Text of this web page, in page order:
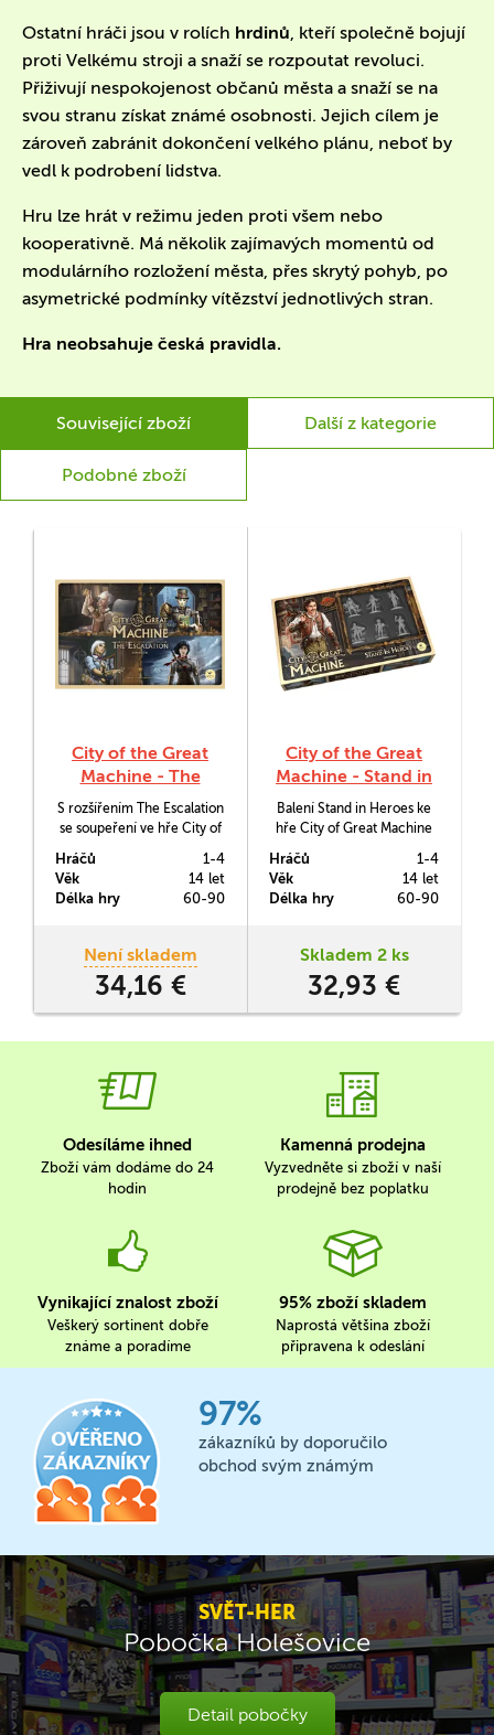
Ostatní hráči jsou v rolích hrdinů, kteří společně bojují
proti Velkému stroji a snaží se rozpoutat revoluci.
Přiživují nespokojenost občanů města a snaží se na
svou stranu získat známé osobnosti. Jejich cílem je
zároveň zabránit dokončení velkého plánu, neboť by
vedl k podrobení lidstva.
Hru lze hrát v režimu jeden proti všem nebo
kooperativně. Má několik zajímavých momentů od
modulárního rozložení města, přes skrytý pohyb, po
asymetrické podmínky vítězství jednotlivých stran.
Hra neobsahuje česká pravidla.
Související zboží Další z kategorie
Podobné zboží
City of the Great
Machine - The
Escalation
S rozšířením The Escalation
se soupeření ve hře City of
česky jako V zajetí
všehostroje) posune na
zcela novou úroveň.
Hráčů
1-4
Věk
14 let
Délka hry
60-90
Není skladem
34,16 €
City of the Great
Machine - Stand in
Heroes
Balení Stand in Heroes ke
hře City of Great Machine
následníky selhavších
hrdinů z původní hry, abyste
mohli úspěšně dokončit
Hráčů
1-4
Věk
14 let
Délka hry
60-90
Skladem 2 ks
32,93 €
Odesíláme ihned
Zboží vám dodáme do 24
hodin
Kamenná prodejna
Vyzvedněte si zboží v naší
prodejně bez poplatku
Vynikající znalost zboží
Veškerý sortinent dobře
známe a poradíme
95% zboží skladem
Naprostá většina zboží
připravena k odeslání
97%
zákazníků by doporučilo
obchod svým známým
SVĚT-HER
Pobočka Holešovice
Detail pobočky